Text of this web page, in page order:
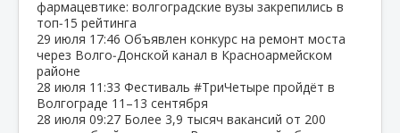
фармацевтике: волгоградские вузы закрепились в
топ‑15 рейтинга
29 июля 17:46 Объявлен конкурс на ремонт моста
через Волго‑Донской канал в Красноармейском
районе
28 июля 11:33 Фестиваль #ТриЧетыре пройдёт в
Волгограде 11–13 сентября
28 июля 09:27 Более 3,9 тысяч вакансий от 200